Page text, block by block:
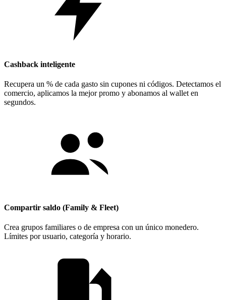
Cashback inteligente
Recupera un % de cada gasto sin cupones ni códigos. Detectamos el
comercio, aplicamos la mejor promo y abonamos al wallet en
segundos.
Compartir saldo (Family & Fleet)
Crea grupos familiares o de empresa con un único monedero.
Límites por usuario, categoría y horario.